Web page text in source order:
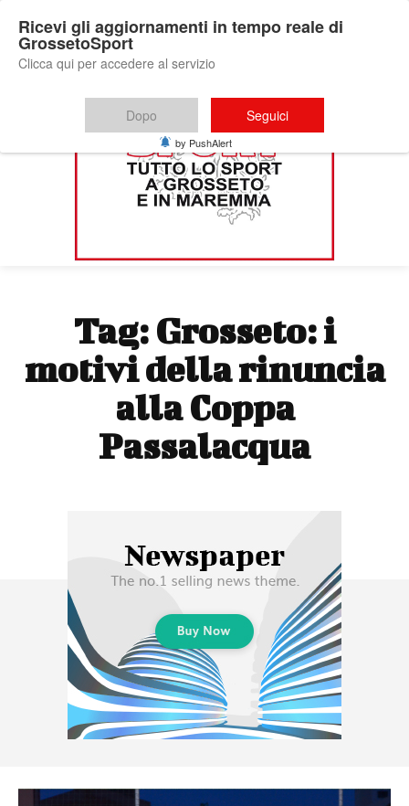
Tag: Grosseto: i
motivi della rinuncia
alla Coppa
Passalacqua
Ricevi gli aggiornamenti in tempo reale di
GrossetoSport
Clicca qui per accedere al servizio
Dopo Seguici
by PushAlert